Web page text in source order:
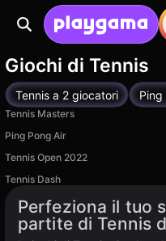
Giochi di Tennis
Tennis a 2 giocatori Ping
Tennis Masters
Ping Pong Air
Tennis Open 2022
Tennis Dash
Perfeziona il tuo
partite di Tennis